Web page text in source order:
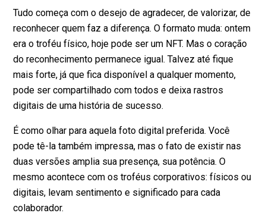
Tudo começa com o desejo de agradecer, de valorizar, de
reconhecer quem faz a diferença. O formato muda: ontem
era o troféu físico, hoje pode ser um NFT. Mas o coração
do reconhecimento permanece igual. Talvez até fique
mais forte, já que fica disponível a qualquer momento,
pode ser compartilhado com todos e deixa rastros
digitais de uma história de sucesso.
É como olhar para aquela foto digital preferida. Você
pode tê-la também impressa, mas o fato de existir nas
duas versões amplia sua presença, sua potência. O
mesmo acontece com os troféus corporativos: físicos ou
digitais, levam sentimento e significado para cada
colaborador.